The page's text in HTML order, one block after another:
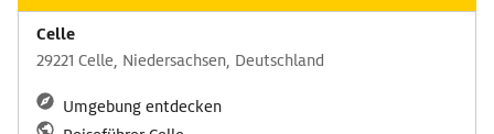
Celle
29221 Celle, Niedersachsen, Deutschland
Umgebung entdecken